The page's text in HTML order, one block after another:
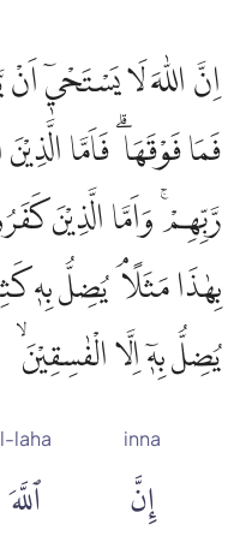
فَمَا فَوْقَهَا ۗ فَاَمَّا
رَّبِّهِمْ ۚ وَاَمَّا الَّذِيْنَ
بِهٰذَا مَثَلًا ۘ يُضِلُّ بِهٖ
يُضِلُّ بِهٖٓ اِلَّا الْفٰسِقِيْنَۙ
inna
إِنَّ
l-laha
ٱللَّهَ